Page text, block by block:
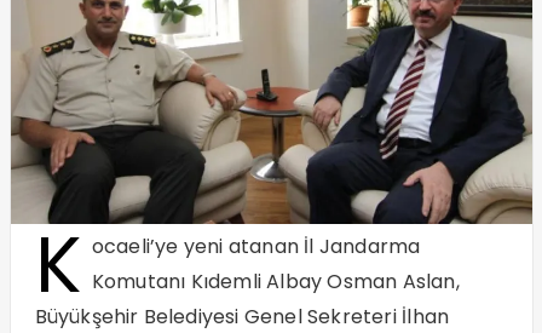
K ocaeli’ye yeni atanan İl Jandarma
Komutanı Kıdemli Albay Osman Aslan,
Büyükşehir Belediyesi Genel Sekreteri İlhan